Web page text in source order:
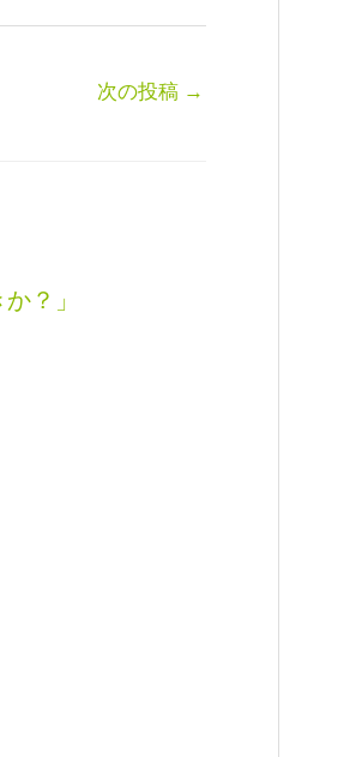
次の投稿 →
？」